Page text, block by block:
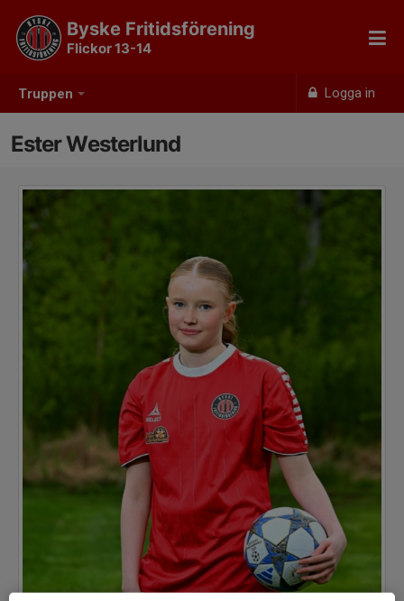
Truppen Logga in
Byske Fritidsförening
Flickor 13-14
Ester Westerlund